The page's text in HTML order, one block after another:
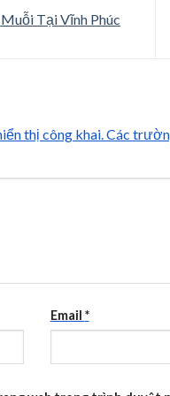
Tại Vĩnh Phúc
thị công khai.Các
Email *